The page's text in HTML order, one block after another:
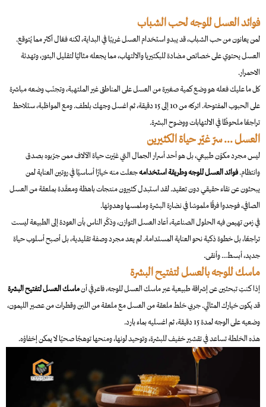
فوائد العسل للوجه لحب الشباب
لمن يعانون من حب الشباب، قد يبدو استخدام العسل غريبًا في البداية، لكنه فعّال أكثر مما يُتوقع.
العسل يحتوي على خصائص مضادة للبكتيريا والالتهاب، مما يجعله مثاليًا لتقليل البثور، وتهدئة
الاحمرار.
كل ما عليك فعله هو وضع كمية صغيرة من العسل على المناطق غير الملتهبة، وتجنّب وضعه مباشرة
على الحبوب المفتوحة. اتركه من 10 إلى 15 دقيقة، ثم اغسل وجهك بلطف. ومع المواظبة، ستلاحظ
تراجعًا ملحوظًا في الالتهابات ووضوح البشرة.
العسل ... سرّ غيّر حياة الكثيرين
ليس مجرد مكوّن طبيعي، بل هو أحد أسرار الجمال التي غيّرت حياة الآلاف ممن جرّبوه بصدق
وانتظام.فوائد العسل للوجه وطريقة استخدامهجعلت منه خيارًا أساسيًا في روتين العناية لمن
يبحثون عن نقاء حقيقي دون تعقيد. لقد استبدل كثيرون منتجات باهظة ومعقّدة بملعقة من العسل
الصافي، فوجدوا فرقًا ملموسًا في نضارة البشرة وملمسها وهدوئها.
في زمن تهيمن فيه الحلول الصناعية، أعاد العسل التوازن، وذكّر الناس بأن العودة إلى الطبيعة ليست
تراجعًا، بل خطوة ذكية نحو العناية المستدامة. لم يعد مجرد وصفة تقليدية، بل أصبح أسلوب حياة
جديد، أبسط... وأنقى.
ماسك للوجه بالعسل لتفتيح البشرة
إذا كنتِ تبحثين عن إشراقة طبيعية عبر ماسك العسل للوجه، فاعرفي أنماسك العسل لتفتيح البشرة
قد يكون خيارك المثالي. جربي خلط ملعقة من العسل مع ملعقة من اللبن وقطرات من عصير الليمون،
وضعيه على الوجه لمدة 15 دقيقة، ثم اغسليه بماء بارد.
هذه الخلطة تساعد في تقشير خفيف للبشرة، وتوحيد لونها، ومنحها توهجًا صحيًا لا يمكن إخفاؤه.